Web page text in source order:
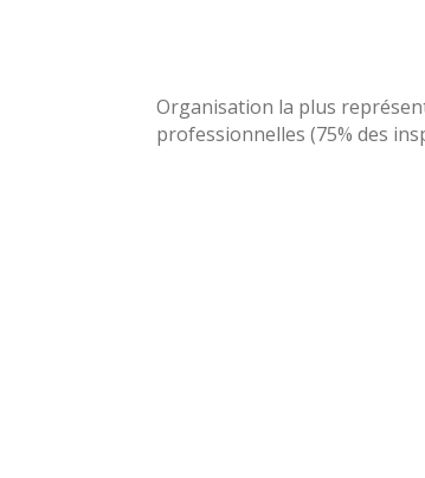
Organisation la plus
professionnelles (75% des